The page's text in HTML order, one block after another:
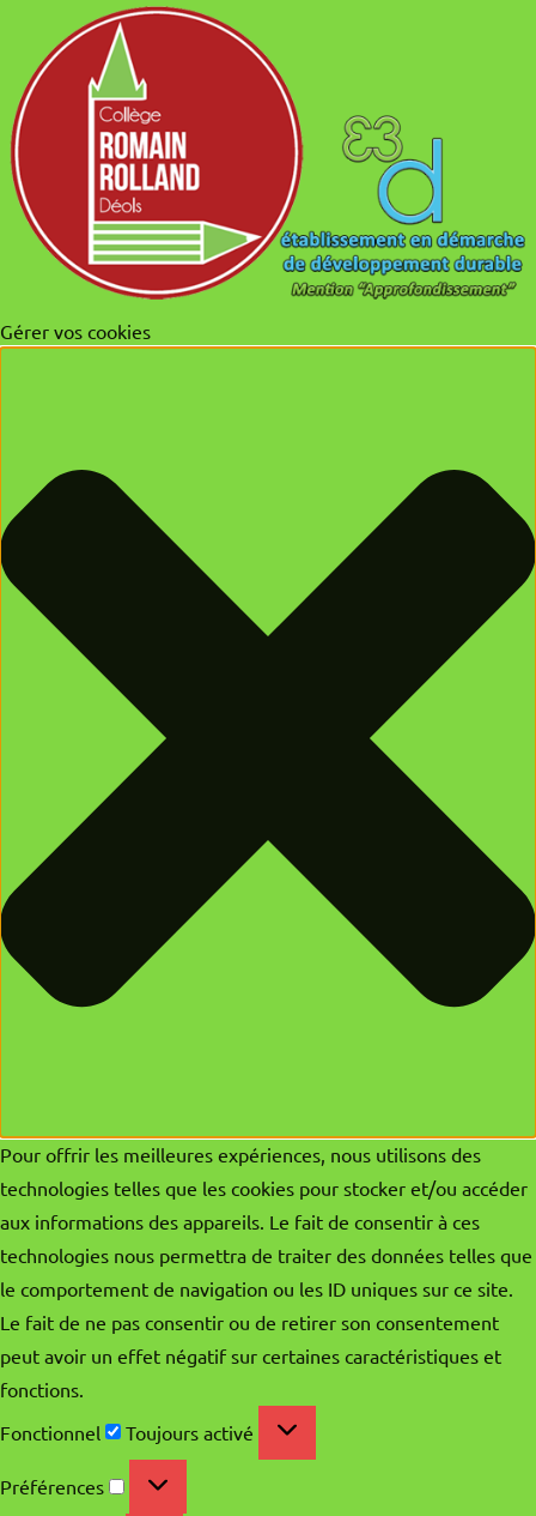
Gérer vos cookies
Pour offrir les meilleures expériences, nous utilisons des
technologies telles que les cookies pour stocker et/ou accéder
aux informations des appareils. Le fait de consentir à ces
technologies nous permettra de traiter des données telles que
le comportement de navigation ou les ID uniques sur ce site.
Le fait de ne pas consentir ou de retirer son consentement
peut avoir un effet négatif sur certaines caractéristiques et
fonctions.
Fonctionnel
Fonctionnel
Toujours activé
Préférences Préférences